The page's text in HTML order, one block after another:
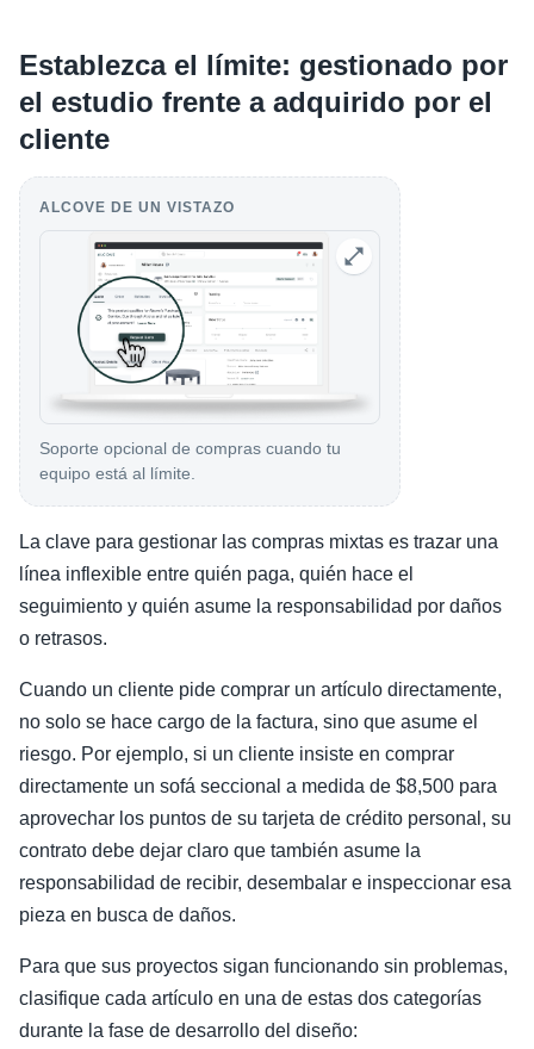
Establezca el límite: gestionado por
el estudio frente a adquirido por el
cliente
ALCOVE DE UN VISTAZO
Soporte opcional de compras cuando tu
equipo está al límite.
La clave para gestionar las compras mixtas es trazar una
línea inflexible entre quién paga, quién hace el
seguimiento y quién asume la responsabilidad por daños
o retrasos.
Cuando un cliente pide comprar un artículo directamente,
no solo se hace cargo de la factura, sino que asume el
riesgo. Por ejemplo, si un cliente insiste en comprar
directamente un sofá seccional a medida de $8,500 para
aprovechar los puntos de su tarjeta de crédito personal, su
contrato debe dejar claro que también asume la
responsabilidad de recibir, desembalar e inspeccionar esa
pieza en busca de daños.
Para que sus proyectos sigan funcionando sin problemas,
clasifique cada artículo en una de estas dos categorías
durante la fase de desarrollo del diseño: